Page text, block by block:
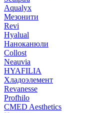
Aqualyx
Мезонити
Revi
Hyalual
Наноканюли
Collost
Neauvia
HYAFILIA
Хладоэлемент
Revanesse
Profhilo
CMED Aesthetics